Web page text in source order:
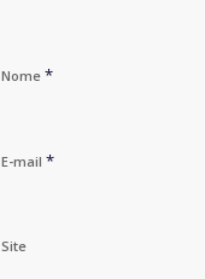
Nome *
E-mail *
Site